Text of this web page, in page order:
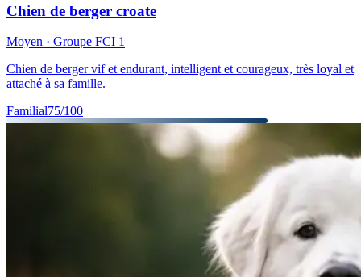
Chien de berger croate
Moyen · Groupe FCI 1
Chien de berger vif et endurant, intelligent et courageux, très loyal et
attaché à sa famille.
Familial75/100